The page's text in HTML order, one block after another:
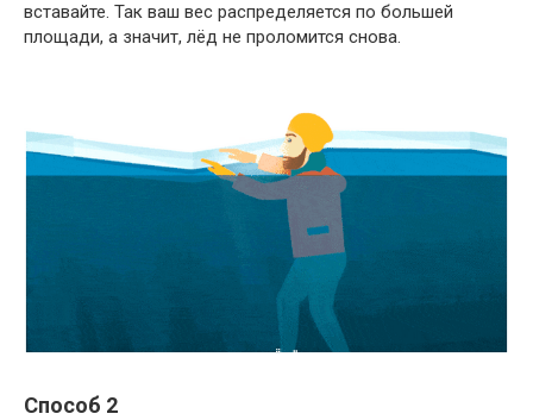
вставайте. Так ваш вес распределяется по большей
площади, а значит, лёд не проломится снова.
Способ 2